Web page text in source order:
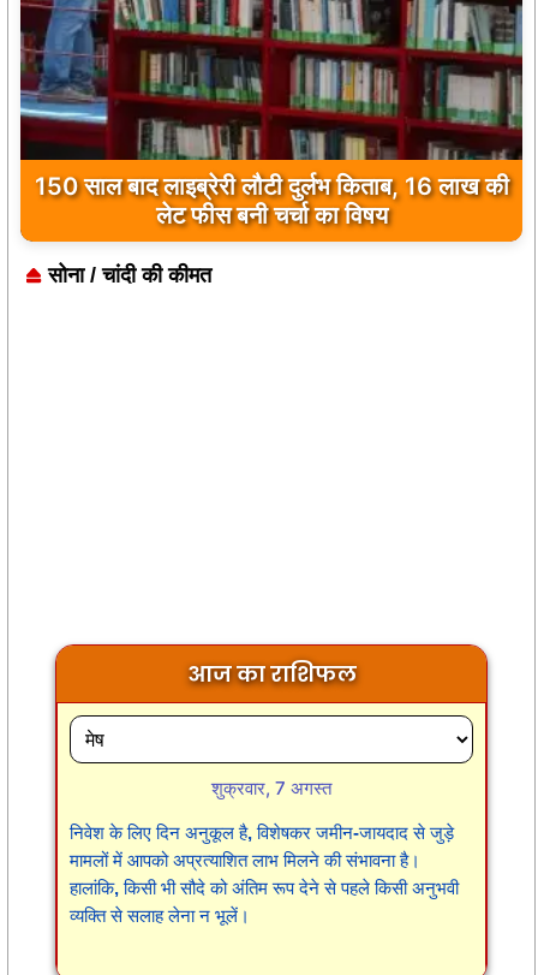
150 साल बाद लाइब्रेरी लौटी दुर्लभ किताब, 16 लाख की
लेट फीस बनी चर्चा का विषय
सोना / चांदी की कीमत
आज का राशिफल
शुक्रवार, 7 अगस्त
निवेश के लिए दिन अनुकूल है, विशेषकर जमीन-जायदाद से जुड़े
मामलों में आपको अप्रत्याशित लाभ मिलने की संभावना है।
हालांकि, किसी भी सौदे को अंतिम रूप देने से पहले किसी अनुभवी
व्यक्ति से सलाह लेना न भूलें।